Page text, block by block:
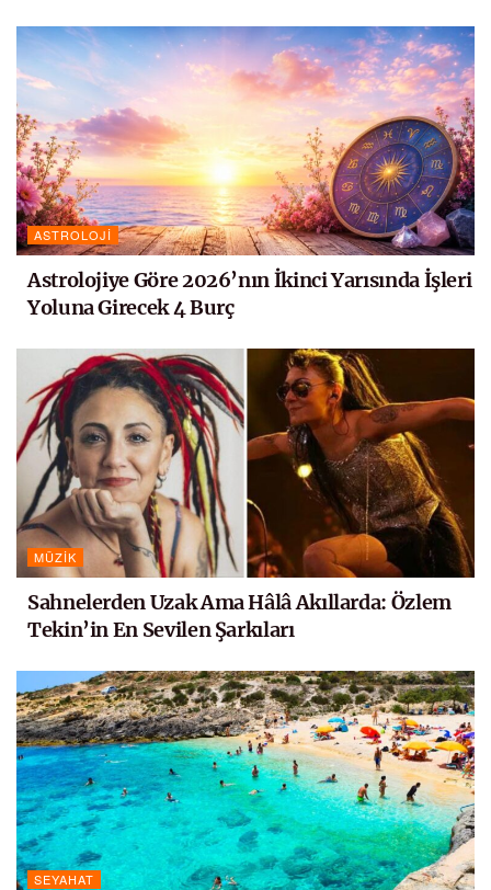
ASTROLOJI
Astrolojiye Göre 2026’nın İkinci Yarısında İşleri
Yoluna Girecek 4 Burç
MÜZIK
Sahnelerden Uzak Ama Hâlâ Akıllarda: Özlem
Tekin’in En Sevilen Şarkıları
SEYAHAT